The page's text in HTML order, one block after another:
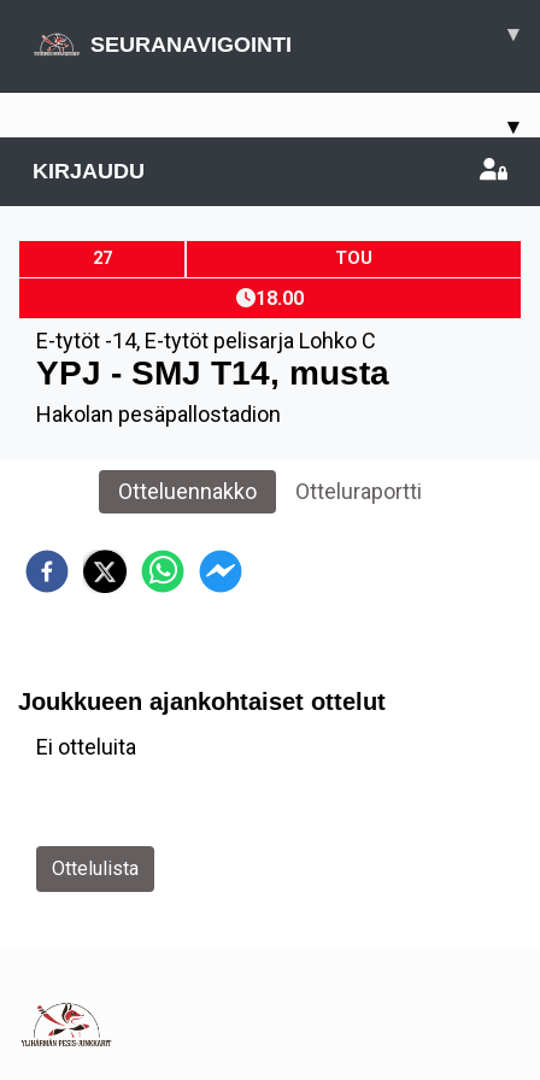
SEURANAVIGOINTI ▾
▾
KIRJAUDU
27 TOU
18.00
E-tytöt -14, E-tytöt pelisarja Lohko C
YPJ - SMJ T14, musta
Hakolan pesäpallostadion
Otteluennakko Otteluraportti
Joukkueen ajankohtaiset ottelut
Ei otteluita
Ottelulista